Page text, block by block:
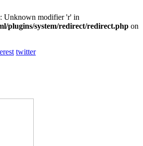
Unknown modifier 'r' in
plugins/system/redirect/redirect.php on
twitter